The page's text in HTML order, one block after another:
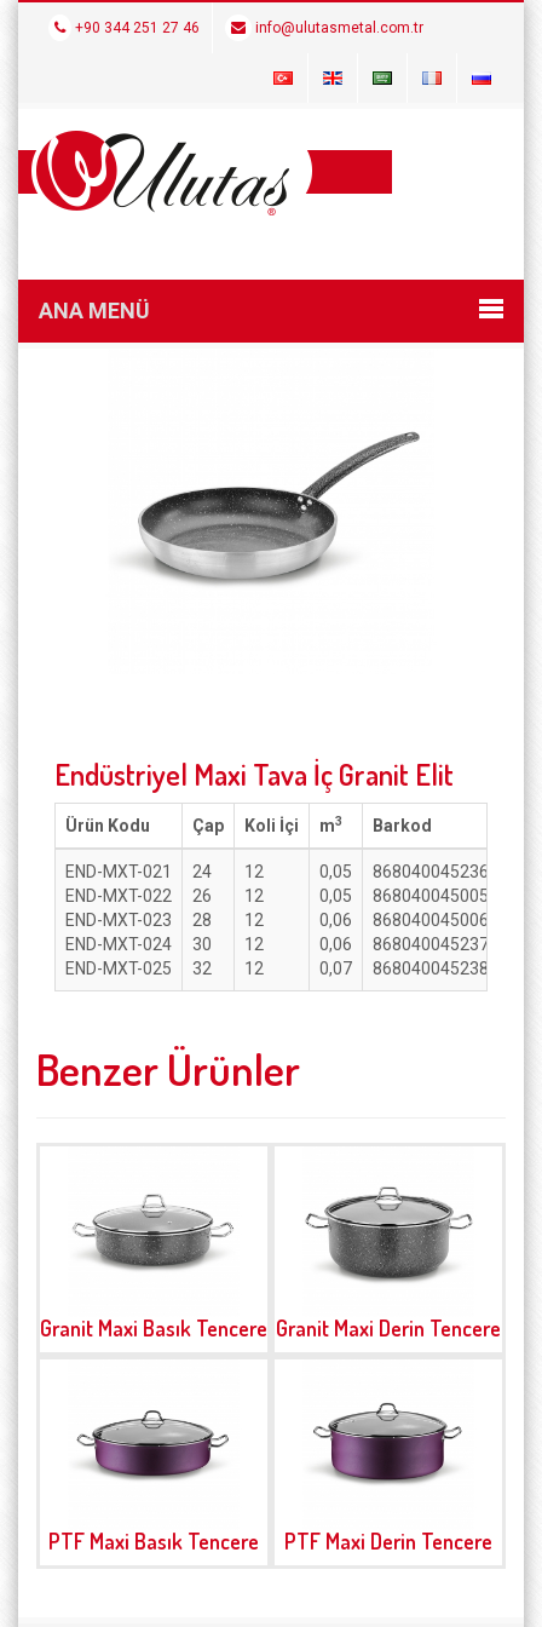
+90 344 251 27 46 info@ulutasmetal.com.tr
ANA MENÜ
Endüstriyel Maxi Tava İç Granit Elit
Ürün Kodu Çap Koli İçi m3 Barkod
END-MXT-021
END-MXT-022
END-MXT-023
END-MXT-024
END-MXT-025
24
26
28
30
32
12
12
12
12
12
0,05
0,05
0,06
0,06
0,07
8680400452368
8680400450050
8680400450067
8680400452375
8680400452382
Benzer Ürünler
Granit Maxi Basık Tencere Granit Maxi Derin Tencere
PTF Maxi Basık Tencere PTF Maxi Derin Tencere